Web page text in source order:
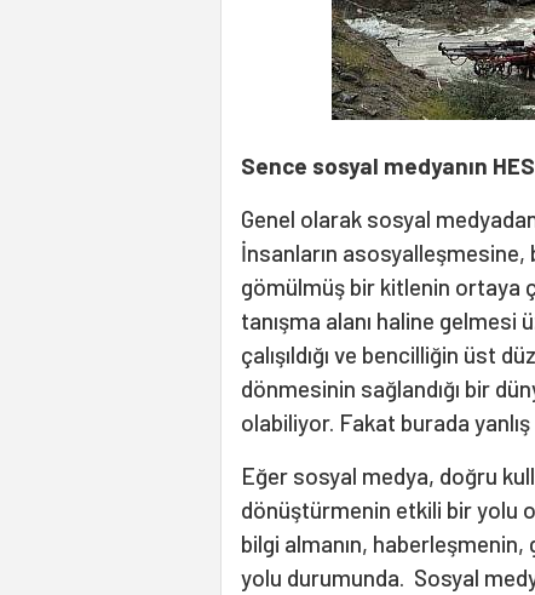
Sence sosyal medyanın
Genel olarak sosyal
İnsanların asosyalleşmesine,
gömülmüş bir kitlenin ortaya
tanışma alanı haline gelmesi
çalışıldığı ve bencilliğin üst
dönmesinin sağlandığı bir
olabiliyor. Fakat burada
Eğer sosyal medya, doğru
dönüştürmenin etkili bir yolu
bilgi almanın,
yolu durumunda. Sosyal